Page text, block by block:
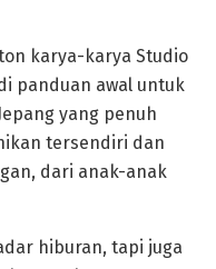
karya-karya Studio
panduan awal untuk
yang penuh
tersendiri dan
dari anak-anak
hiburan, tapi juga